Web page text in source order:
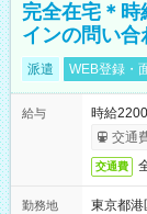
完全在宅＊時
インの問い合
派遣 WEB登録・
給与
時給
交通
交通費
勤務地
東京都港